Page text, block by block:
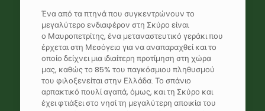
Ένα από τα πτηνά που συγκεντρώνουν το
μεγαλύτερο ενδιαφέρον στη Σκύρο είναι
ο Μαυροπετρίτης, ένα μεταναστευτικό γεράκι που
έρχεται στη Μεσόγειο για να αναπαραχθεί και το
οποίο δείχνει μια ιδιαίτερη προτίμηση στη χώρα
μας, καθώς το 85% του παγκόσμιου πληθυσμού
του φιλοξενείται στην Ελλάδα. Το σπάνιο
αρπακτικό πουλί αγαπά, όμως, και τη Σκύρο και
έχει φτιάξει στο νησί τη μεγαλύτερη αποικία του